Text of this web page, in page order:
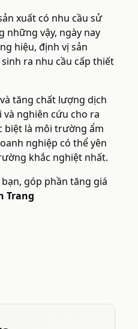
xuất có nhu cầu sử
những vậy, ngày nay
hiệu, định vị sản
ra nhu cầu cấp thiết
tăng chất lượng dịch
nghiên cứu cho ra
biệt là môi trường ẩm
nghiệp có thể yên
khắc nghiệt nhất.
góp phần tăng giá
Trang